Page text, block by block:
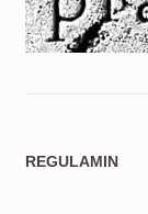
REGULAMIN